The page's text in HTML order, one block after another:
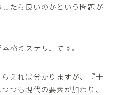
たら良いのかという問題が
格ミステリ』です。
えれば分かりますが、『十
つも現代の要素が加わり、